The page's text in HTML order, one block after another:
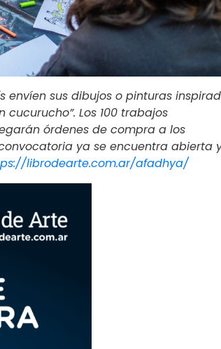
sus dibujos o pinturas
Los 100 trabajos
órdenes de compra a los
ya se encuentra abierta
librodearte.com.ar/afadhya/